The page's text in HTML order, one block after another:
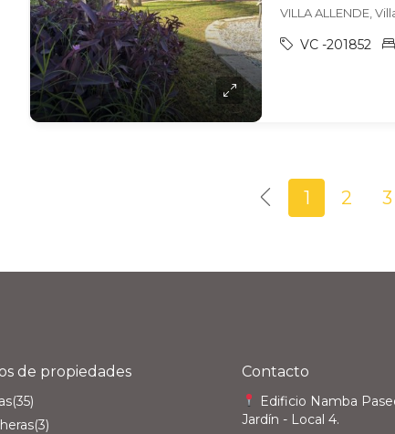
VILLA ALLENDE,
VC -201852
1 2 3
de propiedades
(35)
(3)
Contacto
Edificio Namba
Jardín - Local 4.